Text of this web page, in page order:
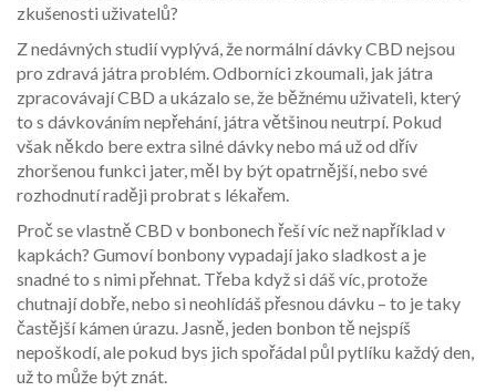
zkušenosti uživatelů?
Z nedávných studií vyplývá, že normální dávky CBD nejsou
pro zdravá játra problém. Odborníci zkoumali, jak játra
zpracovávají CBD a ukázalo se, že běžnému uživateli, který
to s dávkováním nepřehání, játra většinou neutrpí. Pokud
však někdo bere extra silné dávky nebo má už od dřív
zhoršenou funkci jater, měl by být opatrnější, nebo své
rozhodnutí raději probrat s lékařem.
Proč se vlastně CBD v bonbonech řeší víc než například v
kapkách? Gumoví bonbony vypadají jako sladkost a je
snadné to s nimi přehnat. Třeba když si dáš víc, protože
chutnají dobře, nebo si neohlídáš přesnou dávku – to je taky
častější kámen úrazu. Jasně, jeden bonbon tě nejspíš
nepoškodí, ale pokud bys jich spořádal půl pytlíku každý den,
už to může být znát.